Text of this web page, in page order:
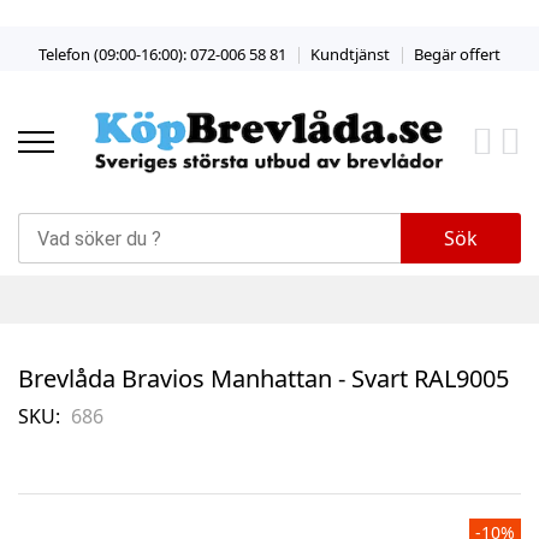
Telefon (09:00-16:00): 072-006 58 81 Kundtjänst Begär offert
Sök
Brevlåda Bravios Manhattan - Svart RAL9005
SKU 686
-10%